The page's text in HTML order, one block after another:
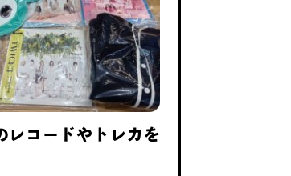
レコードやトレカを